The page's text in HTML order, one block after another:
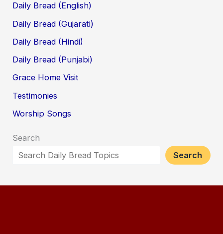
Daily Bread (English)
Daily Bread (Gujarati)
Daily Bread (Hindi)
Daily Bread (Punjabi)
Grace Home Visit
Testimonies
Worship Songs
Search
Search